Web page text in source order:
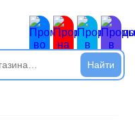
ЗАКРЫТЬ